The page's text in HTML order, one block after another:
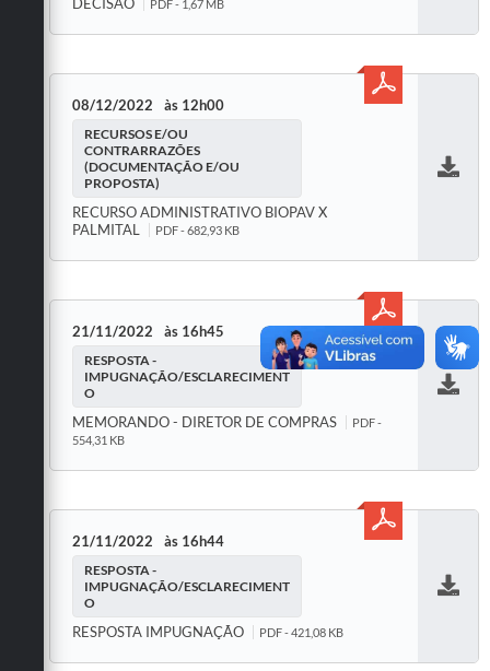
PDF - 1,67 MB
08/12/2022 12h00
RECURSOS E/OU
CONTRARRAZÕES
(DOCUMENTAÇÃO E/OU
PROPOSTA)
RECURSO ADMINISTRATIVO BIOPAV X
PALMITAL
PDF - 682,93 KB
21/11/2022 16h45
RESPOSTA -
IMPUGNAÇÃO/ESCLARECIMENT
O
MEMORANDO - DIRETOR DE COMPRAS
PDF -
554,31 KB
21/11/2022 16h44
RESPOSTA -
IMPUGNAÇÃO/ESCLARECIMENT
O
RESPOSTA IMPUGNAÇÃO PDF - 421,08 KB